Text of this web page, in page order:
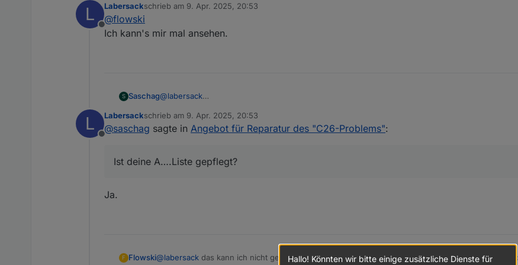
L
Offline
Labersackschrieb am 9. Apr. 2025, 20:53
zuletzt editiert von
@flowski
Ich kann's mir mal ansehen.
S Saschag@labersack
hatte 🙈
Ist deine A….Liste gepflegt? 😁
L
Offline
Labersackschrieb am 9. Apr. 2025, 20:53
zuletzt editiert von
@saschag sagte in Angebot für Reparatur des "C26-Problems":
Ist deine A….Liste gepflegt?
Ja.
F Flowski@labersack das kann ich nicht genau sagen, war vor etwa einem Jahr er hat nicht mehr reagiert,
Hallo! Könnten wir bitte einige zusätzliche Dienste für